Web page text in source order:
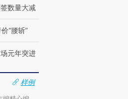
数量大减
“腰斩”
元年突进
样例